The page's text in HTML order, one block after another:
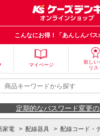
こんなにお得！「あんしんパス
マイページ
欲しい
リス
定期的なパスワード変更
家電 > 配線器具 > 配線コード・